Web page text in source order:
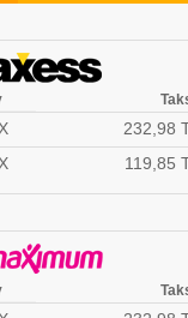
232,98
119,85